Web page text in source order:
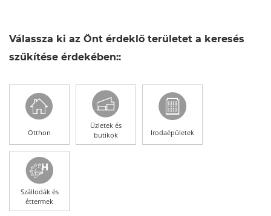
Válassza ki az Önt érdeklő területet a keresés
szűkítése érdekében::
Otthon
Üzletek és
butikok
Irodaépületek
Szállodák és
éttermek